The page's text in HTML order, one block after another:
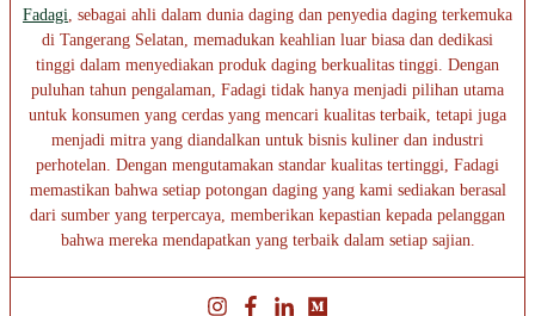
Fadagi , sebagai ahli dalam dunia daging dan penyedia daging terkemuka
di Tangerang Selatan, memadukan keahlian luar biasa dan dedikasi
tinggi dalam menyediakan produk daging berkualitas tinggi. Dengan
puluhan tahun pengalaman, Fadagi tidak hanya menjadi pilihan utama
untuk konsumen yang cerdas yang mencari kualitas terbaik, tetapi juga
menjadi mitra yang diandalkan untuk bisnis kuliner dan industri
perhotelan. Dengan mengutamakan standar kualitas tertinggi, Fadagi
memastikan bahwa setiap potongan daging yang kami sediakan berasal
dari sumber yang terpercaya, memberikan kepastian kepada pelanggan
bahwa mereka mendapatkan yang terbaik dalam setiap sajian.